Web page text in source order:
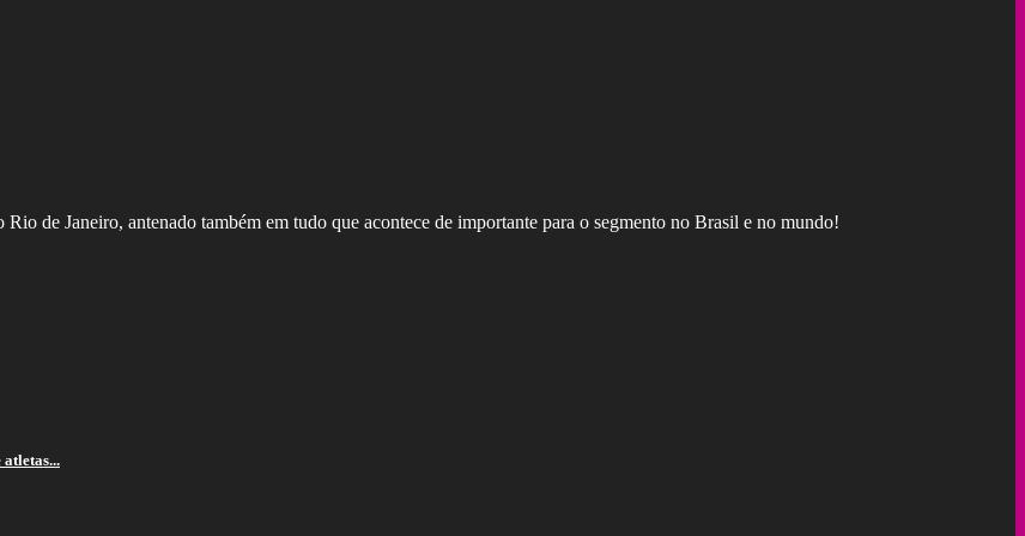
de Janeiro, antenado também em tudo que acontece de importante para o segmento no Brasil e no mundo!